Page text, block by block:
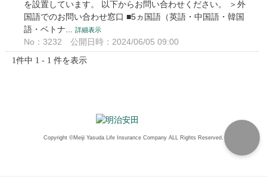
を設置しています。 以下からお問い合わせください。 ＞外
国語でのお問い合わせ窓口 ■5ヵ国語（英語・中国語・韓国
語・ベトナ...
詳細表示
No：3232 公開日時：2024/06/05 09:00
1件中 1 - 1 件を表示
Copyright ©Meiji Yasuda Life Insurance Company ALL Rights Reserved.